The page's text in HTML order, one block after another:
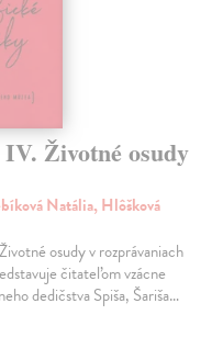
Životné osudy
Natália, Hlôšková
osudy v rozprávaniach
čitateľom vzácne
dedičstva Spiša, Šariša…